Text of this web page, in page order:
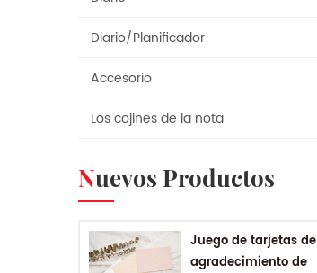
Diario/Planificador
Accesorio
Los cojines de la nota
Nuevos Productos
Juego de tarjetas de
agradecimiento de